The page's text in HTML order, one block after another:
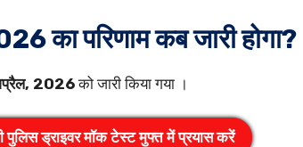
का परिणामकब जारी होगा?
2026को जारी किया गया ।
पुलिस ड्राइवर मॉक टेस्ट मुफ्त में प्रयास करें